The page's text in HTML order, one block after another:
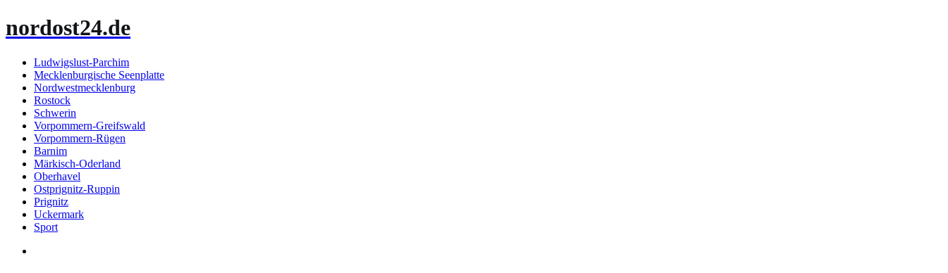
Inhalt
nordost24.de
Ludwigslust-Parchim
Mecklenburgische Seenplatte
Nordwestmecklenburg
Rostock
Schwerin
Vorpommern-Greifswald
Vorpommern-Rügen
Barnim
Märkisch-Oderland
Oberhavel
Ostprignitz-Ruppin
Prignitz
Uckermark
Sport